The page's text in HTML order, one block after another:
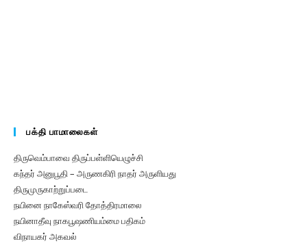
பக்தி பாமாலைகள்
திருவெம்பாவை திருப்பள்ளியெழுச்சி
கந்தர் அனுபூதி – அருணகிரி நாதர் அருளியது
திருமுருகாற்றுப்படை
நயினை நாகேஸ்வரி தோத்திரமாலை
நயினாதீவு நாகபூஷணியம்மை பதிகம்‌
விநாயகர் அகவல்